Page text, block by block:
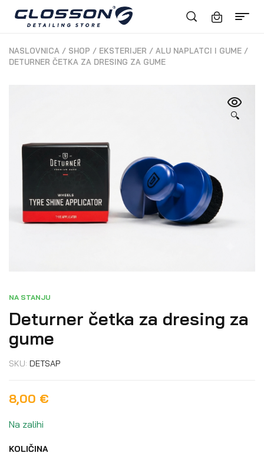
NASLOVNICA / SHOP / EKSTERIJER / ALU NAPLATCI I GUME /
DETURNER ČETKA ZA DRESING ZA GUME
🔍
NA STANJU
Deturner četka za dresing za
gume
SKU: DETSAP
8,00 €
Na zalihi
KOLIČINA